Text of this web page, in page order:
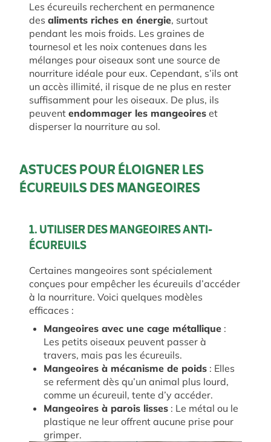
Les écureuils recherchent en permanence
des aliments riches en énergie, surtout
pendant les mois froids. Les graines de
tournesol et les noix contenues dans les
mélanges pour oiseaux sont une source de
nourriture idéale pour eux. Cependant, s’ils ont
un accès illimité, il risque de ne plus en rester
suffisamment pour les oiseaux. De plus, ils
peuvent endommager les mangeoires et
disperser la nourriture au sol.
ASTUCES POUR ÉLOIGNER LES
ÉCUREUILS DES MANGEOIRES
1. UTILISER DES MANGEOIRES ANTI-
ÉCUREUILS
Certaines mangeoires sont spécialement
conçues pour empêcher les écureuils d’accéder
à la nourriture. Voici quelques modèles
efficaces :
Mangeoires avec une cage métallique :
Les petits oiseaux peuvent passer à
travers, mais pas les écureuils.
Mangeoires à mécanisme de poids : Elles
se referment dès qu’un animal plus lourd,
comme un écureuil, tente d’y accéder.
Mangeoires à parois lisses : Le métal ou le
plastique ne leur offrent aucune prise pour
grimper.